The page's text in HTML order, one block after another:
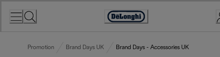
Accessibility
Promotion Brand Days UK Brand Days - Accessories UK